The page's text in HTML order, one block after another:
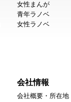
女性まんが
青年ラノベ
女性ラノベ
会社情報
会社概要・所在地